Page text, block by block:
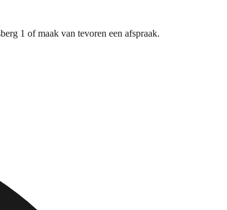
1 of maak van tevoren een afspraak.